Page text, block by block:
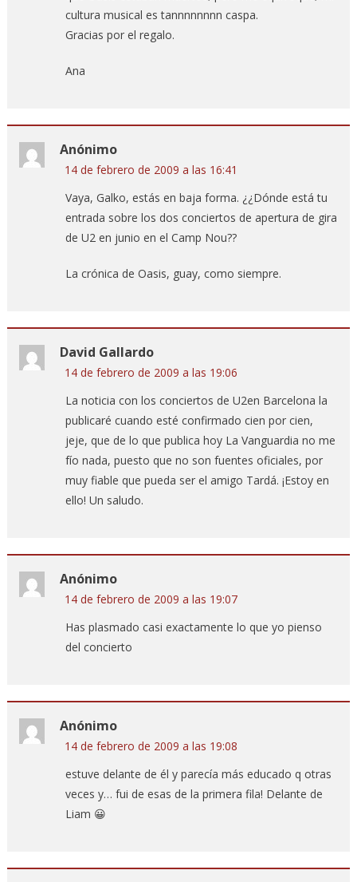
cultura musical es tannnnnnnn caspa.
Gracias por el regalo.
Ana
Anónimo
14 de febrero de 2009 a las 16:41
Vaya, Galko, estás en baja forma. ¿¿Dónde está tu
entrada sobre los dos conciertos de apertura de gira
de U2 en junio en el Camp Nou??
La crónica de Oasis, guay, como siempre.
David Gallardo
14 de febrero de 2009 a las 19:06
La noticia con los conciertos de U2en Barcelona la
publicaré cuando esté confirmado cien por cien,
jeje, que de lo que publica hoy La Vanguardia no me
fío nada, puesto que no son fuentes oficiales, por
muy fiable que pueda ser el amigo Tardá. ¡Estoy en
ello! Un saludo.
Anónimo
14 de febrero de 2009 a las 19:07
Has plasmado casi exactamente lo que yo pienso
del concierto
Anónimo
14 de febrero de 2009 a las 19:08
estuve delante de él y parecía más educado q otras
veces y… fui de esas de la primera fila! Delante de
Liam 😀